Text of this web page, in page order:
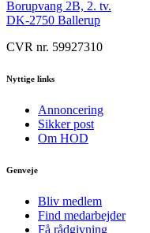
Borupvang 2B, 2. tv.
DK-2750 Ballerup
CVR nr. 59927310
Nyttige links
Annoncering
Sikker post
Om HOD
Genveje
Bliv medlem
Find medarbejder
Få rådgivning